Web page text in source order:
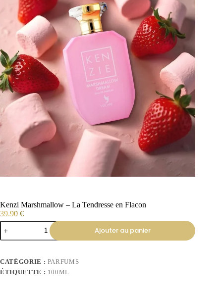
Kenzi Marshmallow – La Tendresse en Flacon
39.90 €
Ajouter au panier
CATÉGORIE : PARFUMS
ÉTIQUETTE : 100ML